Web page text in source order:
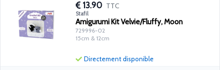
13.90 TTC
Stafil
Amigurumi Kit Velvie/Fluffy, Moon
729996-02
15cm & 12cm
Directement disponible